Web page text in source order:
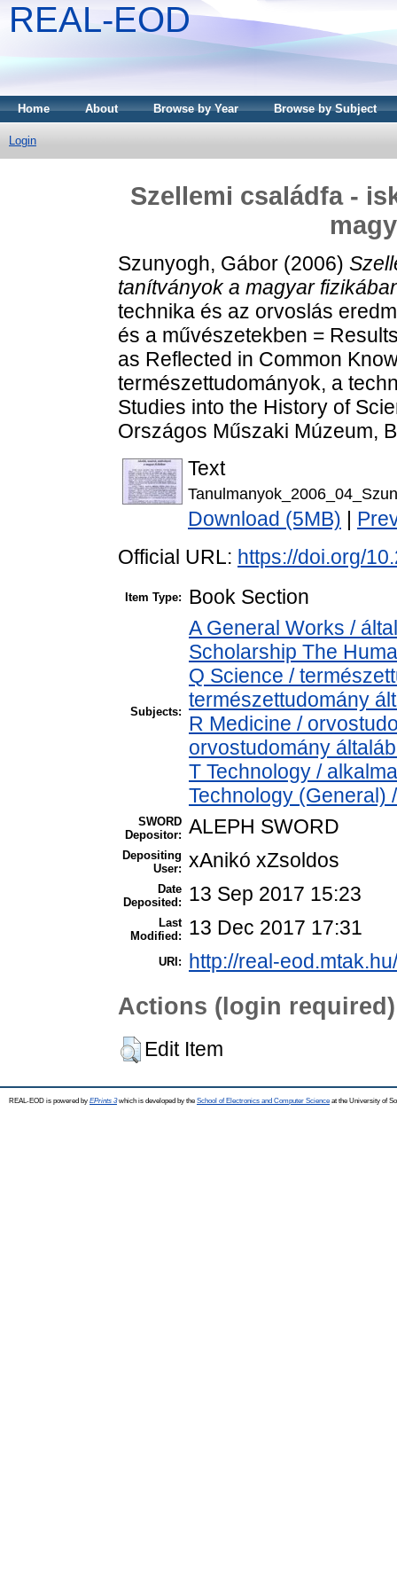
REAL-EOD
Home About Browse by Year Browse by Subject
Login
Szellemi családfa -
Szunyogh, Gábor (2006)
tanítványok a magyar
technika és az orvoslás
és a művészetekben =
as Reflected in Common
természettudományok, a
Studies into the History of
Országos Műszaki Múzeum,
Text
Download (5MB)
Official URL: https://doi.org/
Item Type: Book Section
Subjects:
A General Works /
Scholarship The
Q Science /
természettudomány
R Medicine /
orvostudomány
T Technology /
Technology (General)
SWORD
Depositor: ALEPH SWORD
Depositing
User: xAnikó xZsoldos
Date
Deposited:
13 Sep 2017 15:23
Last
Modified:
13 Dec 2017 17:31
URI: http://real-
Actions (login required)
Edit Item
REAL-EOD is powered by EPrints 3which is developed by the School of Electronics and Computer Science at the University of